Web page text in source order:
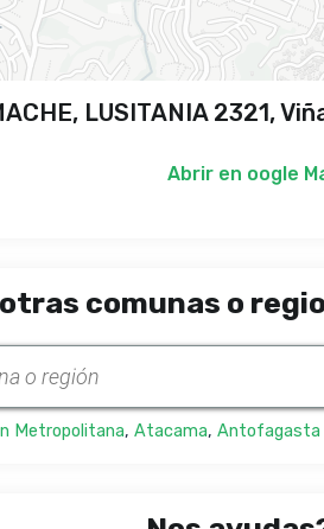
LUSITANIA 2321,
Abrir en oogle
comunas o
Metropolitana, Atacama, Antofagasta